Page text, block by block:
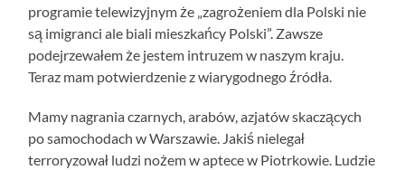
programie telewizyjnym że „zagrożeniem dla Polski nie
są imigranci ale biali mieszkańcy Polski”. Zawsze
podejrzewałem że jestem intruzem w naszym kraju.
Teraz mam potwierdzenie z wiarygodnego źródła.
Mamy nagrania czarnych, arabów, azjatów skaczących
po samochodach w Warszawie. Jakiś nielegał
terroryzował ludzi nożem w aptece w Piotrkowie. Ludzie